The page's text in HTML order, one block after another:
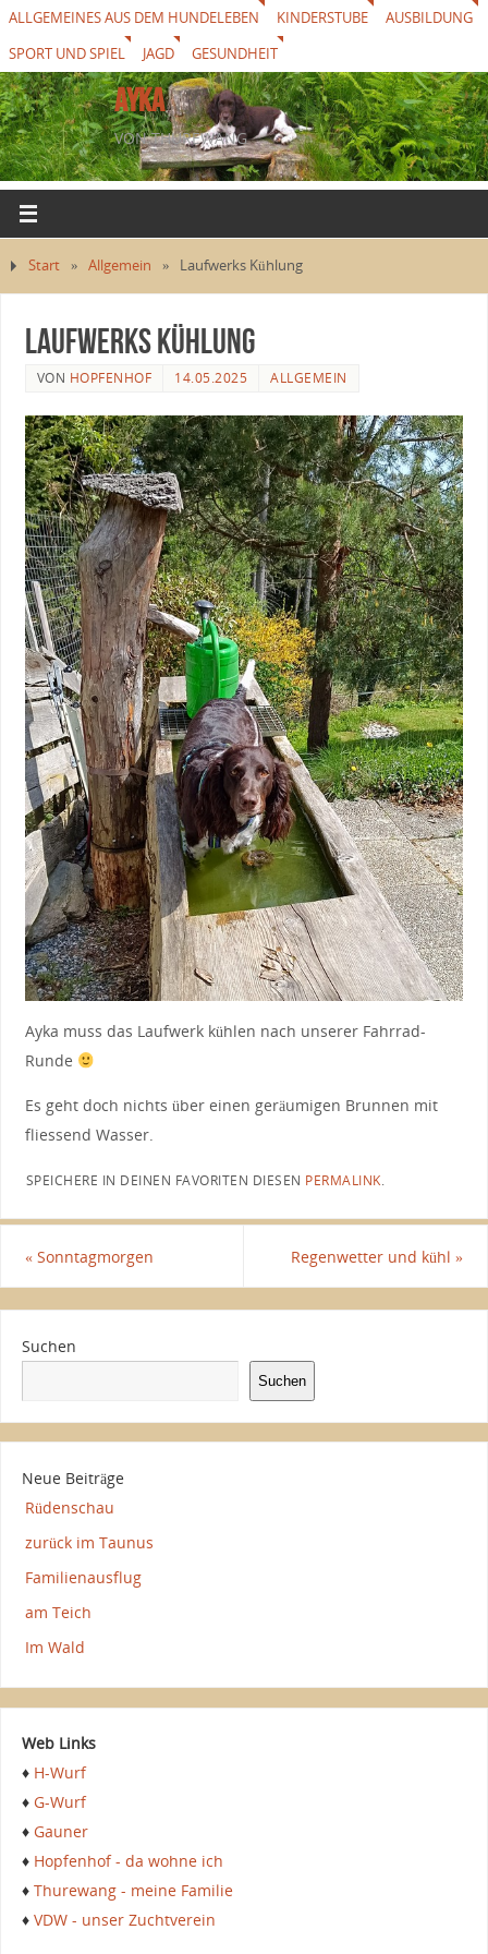
ALLGEMEINES AUS DEM HUNDELEBEN KINDERSTUBE
AUSBILDUNG
SPORT UND SPIEL
JAGD GESUNDHEIT
AYKA
VON THUREWANG
Start » Allgemein » Laufwerks Kühlung
Laufwerks Kühlung
VON HOPFENHOF 14.05.2025 ALLGEMEIN
Ayka muss das Laufwerk kühlen nach unserer Fahrrad-
Runde
Es geht doch nichts über einen geräumigen Brunnen mit
fliessend Wasser.
SPEICHERE IN DEINEN FAVORITEN DIESEN PERMALINK.
«Sonntagmorgen Regenwetter und kühl»
Suchen
Suchen
Neue Beiträge
Rüdenschau
zurück im Taunus
Familienausflug
am Teich
Im Wald
Web Links
♦ H-Wurf
♦ G-Wurf
♦ Gauner
♦ Hopfenhof - da wohne ich
♦ Thurewang - meine Familie
♦ VDW - unser Zuchtverein